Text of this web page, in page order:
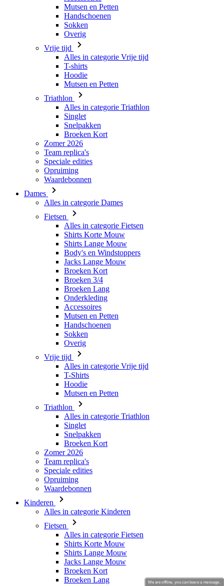
Vrije tijd
Alles in categorie Vrije tijd
T-shirts
Hoodie
Mutsen en Petten
Triathlon
Alles in categorie Triathlon
Singlet
Snelpakken
Broeken Kort
Zomer 2026
Team replica's
Speciale edities
Opruiming
Waardebonnen
Dames
Alles in categorie Dames
Fietsen
Alles in categorie Fietsen
Shirts Lange Mouw
Body's en Windstoppers
Jacks Lange Mouw
Broeken Kort
Broeken 3/4
Broeken Lang
Onderkleding
Accessoires
Mutsen en Petten
Handschoenen
Sokken
Overig
Vrije tijd
Alles in categorie Vrije tijd
T-Shirts
Hoodie
Mutsen en Petten
Triathlon
Alles in categorie Triathlon
Singlet
Snelpakken
Broeken Kort
Zomer 2026
Team replica's
Speciale edities
Opruiming
Waardebonnen
Kinderen
Alles in categorie Kinderen
Fietsen
Alles in categorie Fietsen
Shirts Lange Mouw
Jacks Lange Mouw
Broeken Kort
Broeken Lang
Accessoires
Handschoenen
Zomer 2026
Team replica's
Speciale edities
We are offline, you can leave a message.